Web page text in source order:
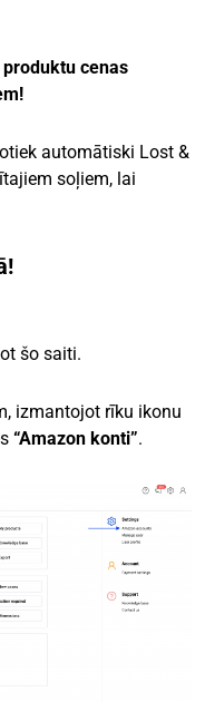
cenas
automātiski Lost &
soļiem, lai
šo saiti.
izmantojot rīku ikonu
“Amazon konti”.